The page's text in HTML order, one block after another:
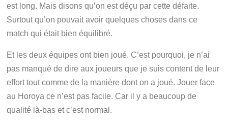
est long. Mais disons qu’on est déçu par cette défaite.
Surtout qu’on pouvait avoir quelques choses dans ce
match qui était bien équilibré.
Et les deux équipes ont bien joué. C’est pourquoi, je n’ai
pas manqué de dire aux joueurs que je suis content de leur
effort tout comme de la manière dont on a joué. Jouer face
au Horoya ce n’est pas facile. Car il y a beaucoup de
qualité là-bas et c’est normal.